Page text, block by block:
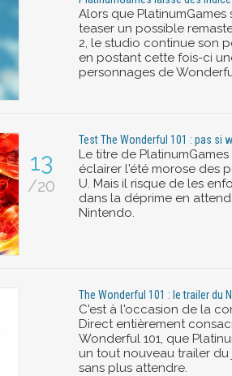
Alors que PlatinumGames
teaser un possible
2, le studio continue son
en postant cette fois-ci
personnages de
13
/20
Test The Wonderful 101 : pas si
Le titre de
éclairer l'été morose des
U. Mais il risque de les
dans la déprime en
Nintendo.
The Wonderful 101 : le trailer du
C'est à l'occasion de la
Direct entièrement
Wonderful 101, que
un tout nouveau trailer
sans plus attendre.